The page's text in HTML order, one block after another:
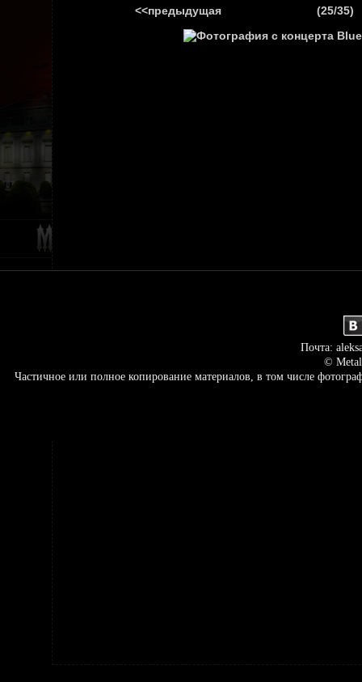
<<предыдущая (25/35)
Почта:
©
Частичное или полное копирование материалов, в том числе